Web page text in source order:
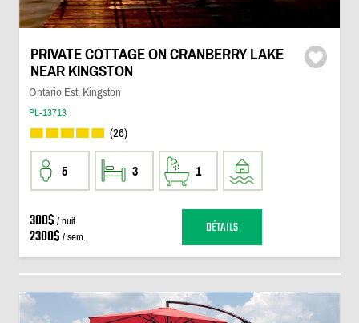
PRIVATE COTTAGE ON CRANBERRY LAKE
NEAR KINGSTON
Ontario Est, Kingston
PL-13713
(26)
5 3 1
300$ / nuit
2300$ / sem. DÉTAILS